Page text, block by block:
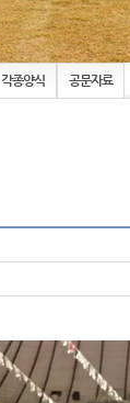
각종양식 공문자료